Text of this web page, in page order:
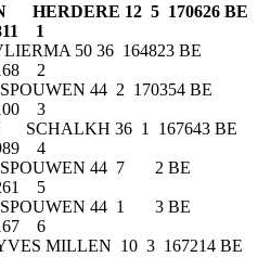
HERDERE 12 5 170626 BE
1
50 36 164823 BE
2
44 2 170354 BE
3
SCHALKH 36 1 167643 BE
4
44 7 2 BE
5
44 1 3 BE
6
MILLEN 10 3 167214 BE